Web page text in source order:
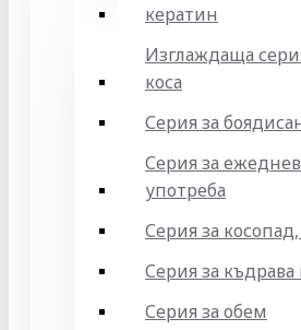
кератин
Изглаждаща
коса
Серия за
Серия за
употреба
Серия за
Серия за къдрава
Серия за обем